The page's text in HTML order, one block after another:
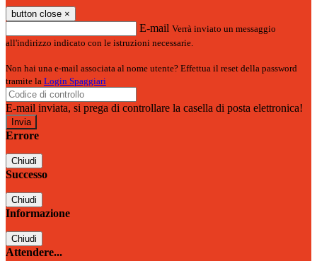
button close ×
E-mail Verrà inviato un messaggio
all'indirizzo indicato con le istruzioni necessarie.
Non hai una e-mail associata al nome utente? Effettua il reset della password
tramite la Login Spaggiari
E-mail inviata, si prega di controllare la casella di posta elettronica!
Errore
Chiudi
Successo
Chiudi
Informazione
Chiudi
Attendere...